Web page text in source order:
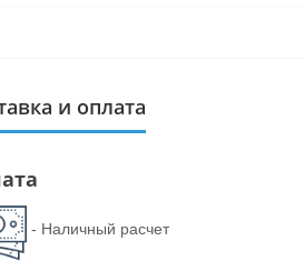
и оплата
- Наличный расчет